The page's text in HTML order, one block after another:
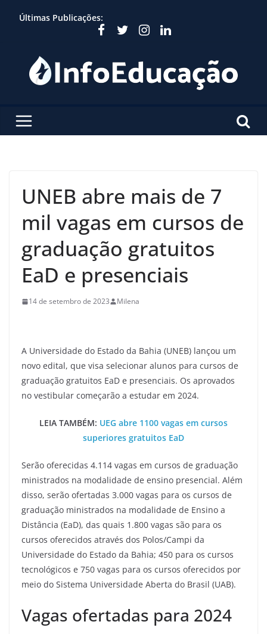
Últimas Publicações:
UNEB abre mais de 7
mil vagas em cursos de
graduação gratuitos
EaD e presenciais
14 de setembro de 2023 Milena
A Universidade do Estado da Bahia (UNEB) lançou um
novo edital, que visa selecionar alunos para cursos de
graduação gratuitos EaD e presenciais. Os aprovados
no vestibular começarão a estudar em 2024.
LEIA TAMBÉM: UEG abre 1100 vagas em cursos
superiores gratuitos EaD
Serão oferecidas 4.114 vagas em cursos de graduação
ministrados na modalidade de ensino presencial. Além
disso, serão ofertadas 3.000 vagas para os cursos de
graduação ministrados na modalidade de Ensino a
Distância (EaD), das quais 1.800 vagas são para os
cursos oferecidos através dos Polos/Campi da
Universidade do Estado da Bahia; 450 para os cursos
tecnológicos e 750 vagas para os cursos oferecidos por
meio do Sistema Universidade Aberta do Brasil (UAB).
Vagas ofertadas para 2024